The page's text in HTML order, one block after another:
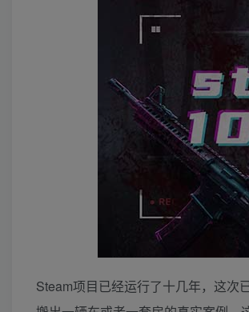
Steam项目已经运行了十几年，这次